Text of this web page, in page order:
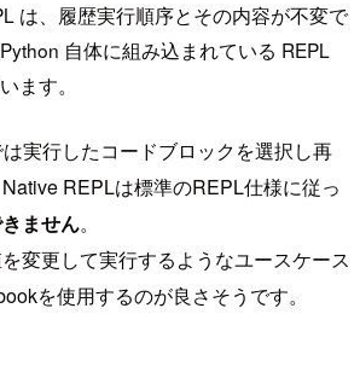
は、履歴実行順序とその内容が不変で
自体に組み込まれている REPL
ます。
実行したコードブロックを選択し再
REPLは標準のREPL仕様に従っ
ません。
変更して実行するようなユースケース
を使用するのが良さそうです。